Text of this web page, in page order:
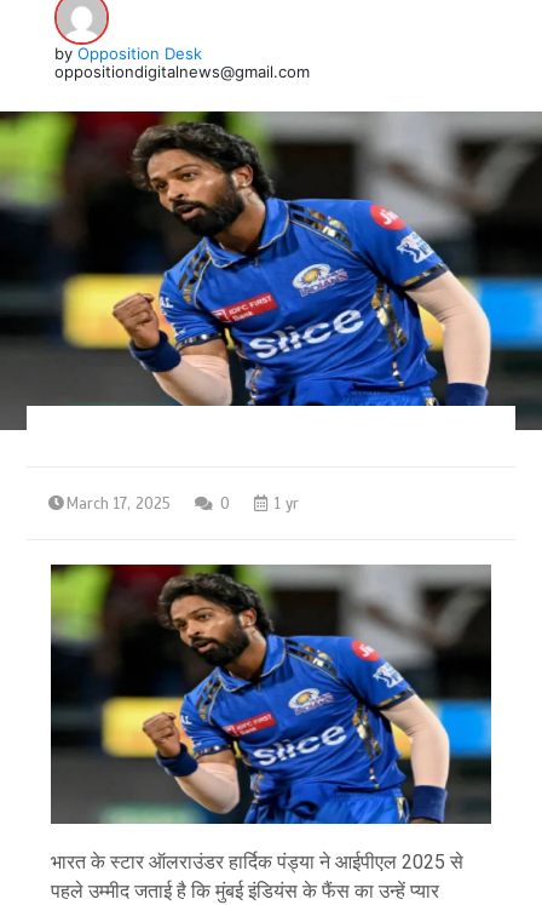
by Opposition Desk
oppositiondigitalnews@gmail.com
March 17, 2025 0 1 yr
भारत के स्टार ऑलराउंडर हार्दिक पंड्या ने आईपीएल 2025 से
पहले उम्मीद जताई है कि मुंबई इंडियंस के फैंस का उन्हें प्यार